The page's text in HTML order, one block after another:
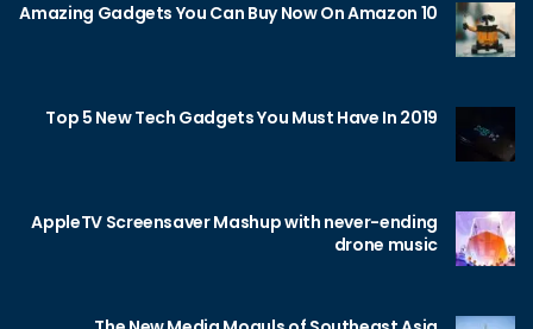
10 Amazing Gadgets You Can Buy Now On Amazon
Top 5 New Tech Gadgets You Must Have In 2019
AppleTV Screensaver Mashup with never-ending
drone music